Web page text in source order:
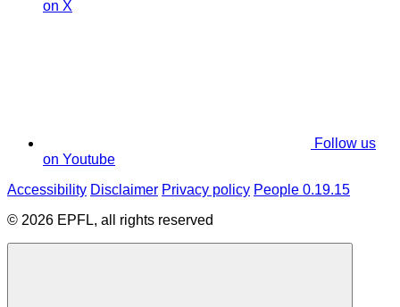
on X
Follow us
on Youtube
Accessibility Disclaimer Privacy policy People 0.19.15
© 2026 EPFL, all rights reserved